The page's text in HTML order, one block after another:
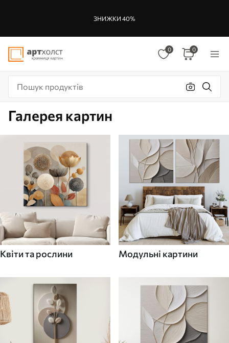
ЗНИЖКИ 40%
0 0
Галерея картин
Квіти та рослини Модульні картини